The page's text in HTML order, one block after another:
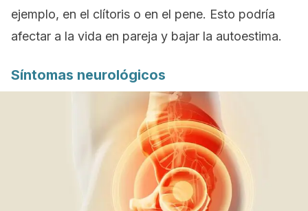
ejemplo, en el clítoris o en el pene. Esto podría
afectar a la vida en pareja y bajar la autoestima.
Síntomas neurológicos